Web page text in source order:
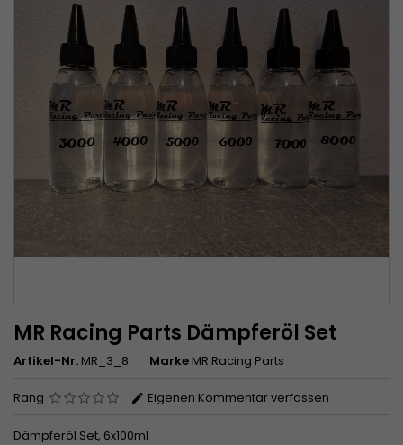
MR Racing Parts Dämpferöl Set
Artikel-Nr. MR_3_8 Marke MR Racing Parts
Rang Eigenen Kommentar verfassen
Dämpferöl Set, 6x100ml